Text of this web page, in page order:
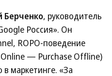
, руководитель
Россия». Он
ROPO-поведение
— Purchase Offline)
маркетинге. «За